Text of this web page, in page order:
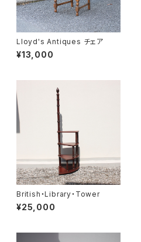
Lloyd's Antiques チェア
¥13,000
British・Library・Tower
¥25,000